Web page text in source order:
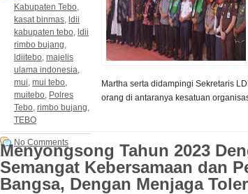
Kabupaten Tebo
kasat binmas ldii
kabupaten tebo ldii
rimbo bujang
ldiitebo majelis
ulama indonesia
mui mui tebo
muitebo Polres
Tebo rimbo bujang
TEBO
No Comments
Martha serta didampingi Sekretaris
orang di antaranya kesatuan
Menyongsong Tahun 2023
Semangat Kebersamaan dan
Bangsa, Dengan Menjaga